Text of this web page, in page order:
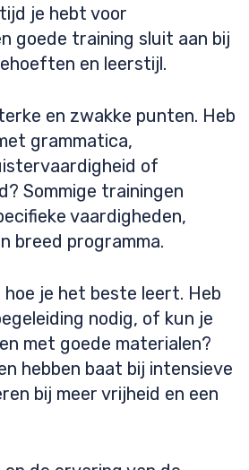
je hebt voor
goede training sluit aan bij
en leerstijl.
en zwakke punten. Heb
grammatica,
of
Sommige trainingen
vaardigheden,
breed programma.
hoe je het beste leert. Heb
nodig, of kun je
met goede materialen?
hebben baat bij intensieve
bij meer vrijheid en een